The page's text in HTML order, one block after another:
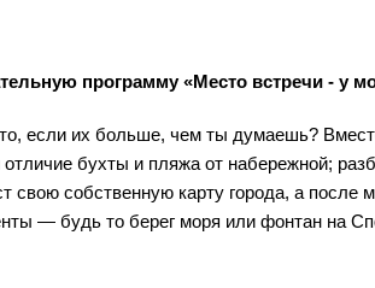
программу «Место встречи - у
если их больше, чем ты думаешь?
бухты и пляжа от набережной;
свою собственную карту города, а
— будь то берег моря или фонтан на